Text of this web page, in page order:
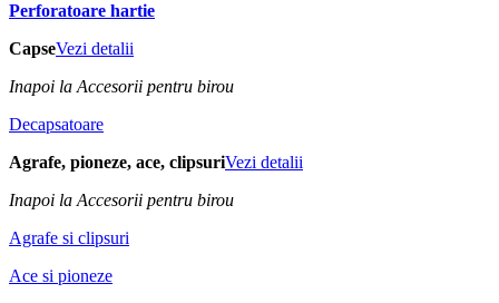
Perforatoare hartie
CapseVezi detalii
Inapoi la Accesorii pentru birou
Decapsatoare
Agrafe, pioneze, ace, clipsuriVezi detalii
Inapoi la Accesorii pentru birou
Agrafe si clipsuri
Ace si pioneze